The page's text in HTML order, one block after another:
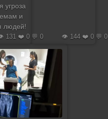
угроза
и
людей!
131 ❤️ 0 💬 0
👁️ 144 ❤️ 0 💬 0